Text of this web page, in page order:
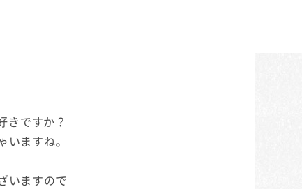
きですか？
いますね。
いますので